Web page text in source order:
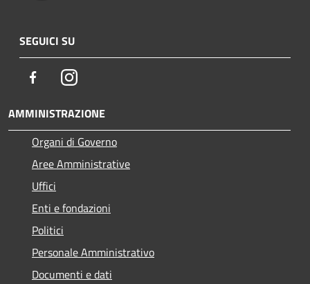
SEGUICI SU
FacebookInstagram
AMMINISTRAZIONE
Organi di Governo
Aree Amministrative
Uffici
Enti e fondazioni
Politici
Personale Amministrativo
Documenti e dati